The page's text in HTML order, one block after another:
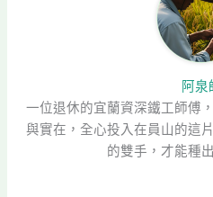
阿泉
一位退休的宜蘭資深鐵工師傅
與實在，全心投入在員山的這
的雙手，才能種